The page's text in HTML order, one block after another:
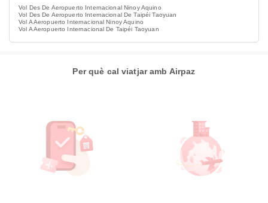
Vol Des De Aeropuerto Internacional Ninoy Aquino
Vol Des De Aeropuerto Internacional De Taipéi Taoyuan
Vol A Aeropuerto Internacional Ninoy Aquino
Vol A Aeropuerto Internacional De Taipéi Taoyuan
Per què cal viatjar amb Airpaz